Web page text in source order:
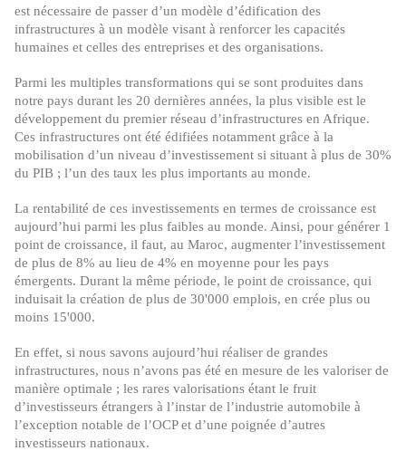
est nécessaire de passer d’un modèle d’édification des
infrastructures à un modèle visant à renforcer les capacités
humaines et celles des entreprises et des organisations.
Parmi les multiples transformations qui se sont produites dans
notre pays durant les 20 dernières années, la plus visible est le
développement du premier réseau d’infrastructures en Afrique.
Ces infrastructures ont été édifiées notamment grâce à la
mobilisation d’un niveau d’investissement si situant à plus de 30%
du PIB ; l’un des taux les plus importants au monde.
La rentabilité de ces investissements en termes de croissance est
aujourd’hui parmi les plus faibles au monde. Ainsi, pour générer 1
point de croissance, il faut, au Maroc, augmenter l’investissement
de plus de 8% au lieu de 4% en moyenne pour les pays
émergents. Durant la même période, le point de croissance, qui
induisait la création de plus de 30'000 emplois, en crée plus ou
moins 15'000.
En effet, si nous savons aujourd’hui réaliser de grandes
infrastructures, nous n’avons pas été en mesure de les valoriser de
manière optimale ; les rares valorisations étant le fruit
d’investisseurs étrangers à l’instar de l’industrie automobile à
l’exception notable de l’OCP et d’une poignée d’autres
investisseurs nationaux.